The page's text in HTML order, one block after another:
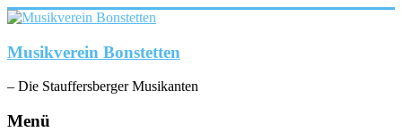
Zum
springen
Musikverein Bonstetten
– Die Stauffersberger Musikanten
Menü